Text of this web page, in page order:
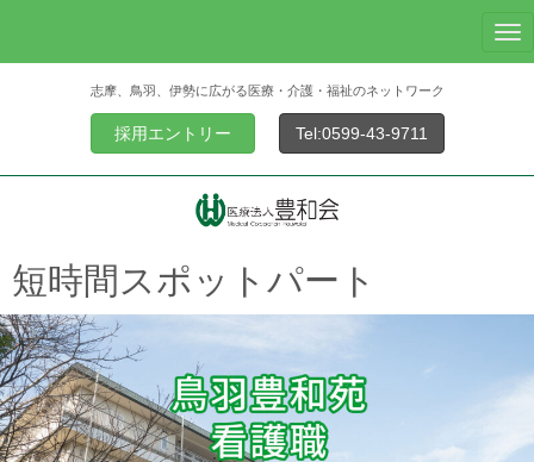
N
a
a
志摩、鳥羽、伊勢に広がる医療・介護・福祉のネットワーク
採用エントリー Tel:0599-43-9711
短時間スポットパート